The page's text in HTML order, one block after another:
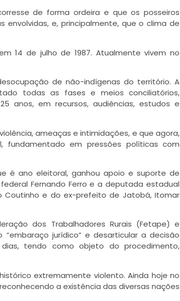
de forma ordeira e que os posseiros
e, principalmente, que o clima de
14 de julho de 1987. Atualmente vivem no
de não-indígenas do território. A
todas as fases e meios conciliatórios,
anos, em recursos, audiências, estudos e
ameaças e intimidações, e que agora,
em pressões políticas com
é ano eleitoral, ganhou apoio e suporte de
Fernando Ferro e a deputada estadual
Coutinho e do ex-prefeito de Jatobá, Itomar
dos Trabalhadores Rurais (Fetape) e
jurídico” e desarticular a decisão
tendo como objeto do procedimento,
extremamente violento. Ainda hoje no
a existência das diversas nações